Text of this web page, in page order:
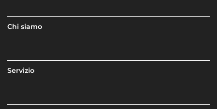
Chi siamo
Servizio